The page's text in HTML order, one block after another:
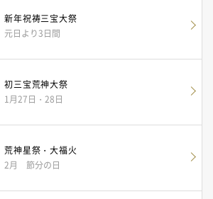
新年祝祷三宝大祭
元日より3日間
初三宝荒神大祭
1月27日・28日
荒神星祭・大福火
2月 節分の日